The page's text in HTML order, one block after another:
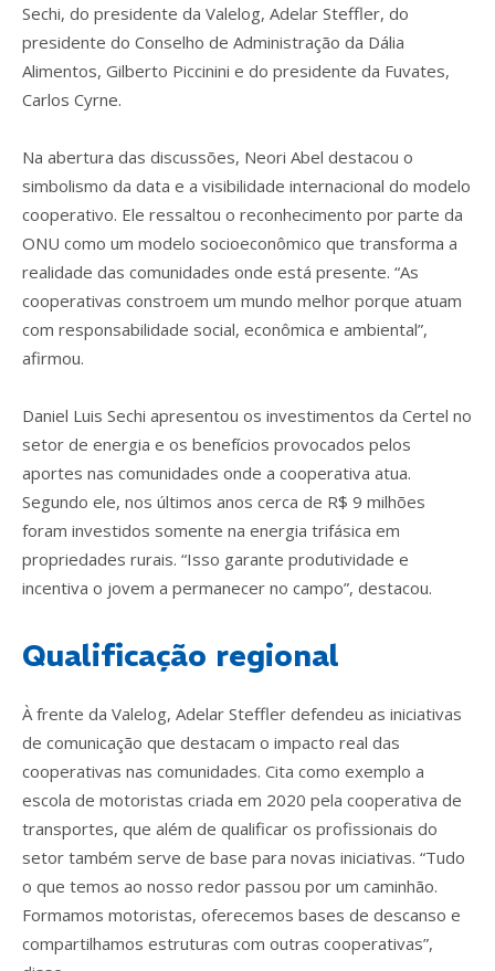
Sechi, do presidente da Valelog, Adelar Steffler, do
presidente do Conselho de Administração da Dália
Alimentos, Gilberto Piccinini e do presidente da Fuvates,
Carlos Cyrne.
Na abertura das discussões, Neori Abel destacou o
simbolismo da data e a visibilidade internacional do modelo
cooperativo. Ele ressaltou o reconhecimento por parte da
ONU como um modelo socioeconômico que transforma a
realidade das comunidades onde está presente. “As
cooperativas constroem um mundo melhor porque atuam
com responsabilidade social, econômica e ambiental”,
afirmou.
Daniel Luis Sechi apresentou os investimentos da Certel no
setor de energia e os benefícios provocados pelos
aportes nas comunidades onde a cooperativa atua.
Segundo ele, nos últimos anos cerca de R$ 9 milhões
foram investidos somente na energia trifásica em
propriedades rurais. “Isso garante produtividade e
incentiva o jovem a permanecer no campo”, destacou.
Qualificação regional
À frente da Valelog, Adelar Steffler defendeu as iniciativas
de comunicação que destacam o impacto real das
cooperativas nas comunidades. Cita como exemplo a
escola de motoristas criada em 2020 pela cooperativa de
transportes, que além de qualificar os profissionais do
setor também serve de base para novas iniciativas. “Tudo
o que temos ao nosso redor passou por um caminhão.
Formamos motoristas, oferecemos bases de descanso e
compartilhamos estruturas com outras cooperativas”,